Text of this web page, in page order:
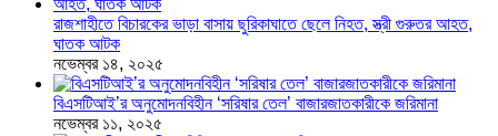
রাজশাহীতে বিচারকের ভাড়া বাসায় ছুরিকাঘাতে ছেলে নিহত, স্ত্রী গুরুতর আহত,
ঘাতক আটক
নভেম্বর ১৪, ২০২৫
বিএসটিআই’র অনুমোদনবিহীন ‘সরিষার তেল’ বাজারজাতকারীকে জরিমানা
নভেম্বর ১১, ২০২৫